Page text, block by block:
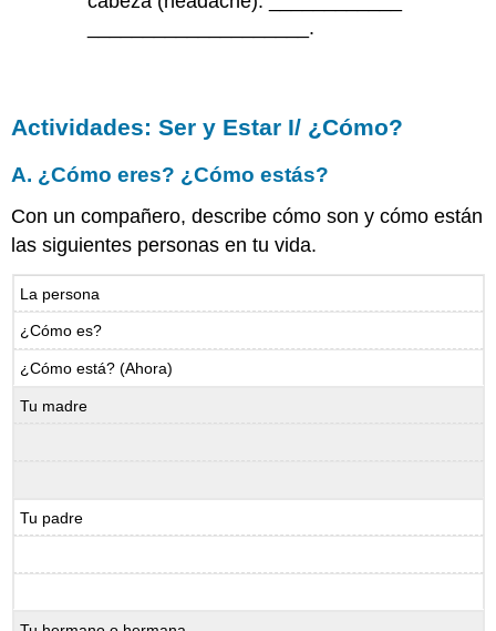
____________________.
Actividades: Ser y Estar I/ ¿Cómo?
A. ¿Cómo eres? ¿Cómo estás?
Con un compañero, describe cómo son y cómo están
las siguientes personas en tu vida.
La persona
¿Cómo es?
¿Cómo está? (Ahora)
Tu madre
Tu padre